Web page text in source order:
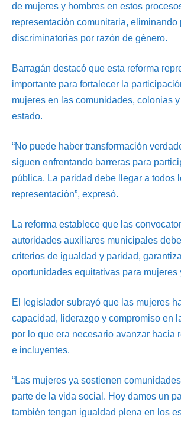
de mujeres y hombres en estos
representación comunitaria, eliminando
discriminatorias por razón de género.
Barragán destacó que esta reforma
importante para fortalecer la
mujeres en las comunidades, colonias
estado.
“No puede haber transformación
siguen enfrentando barreras para
pública. La paridad debe llegar a todos
representación”, expresó.
La reforma establece que las
autoridades auxiliares municipales
criterios de igualdad y paridad,
oportunidades equitativas para mujeres
El legislador subrayó que las mujeres
capacidad, liderazgo y compromiso en
por lo que era necesario avanzar hacia
e incluyentes.
“Las mujeres ya sostienen
parte de la vida social. Hoy damos un
también tengan igualdad plena en los